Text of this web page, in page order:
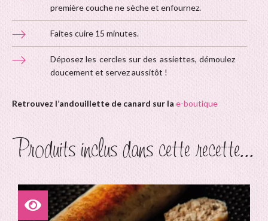
première couche ne sèche et enfournez.
Faites cuire 15 minutes.
Déposez les cercles sur des assiettes, démoulez
doucement et servez aussitôt !
Retrouvez l’andouillette de canard sur la e-boutique
Produits inclus dans cette recette...